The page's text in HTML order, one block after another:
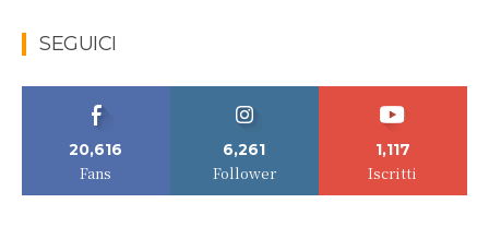
SEGUICI
20,616
Fans
6,261
Follower
1,117
Iscritti